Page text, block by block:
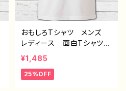
おもしろTシャツ メンズ
レディース 面白Tシャツ
かわいい おしゃれ 動
物 イラスト 猫 ねこ
ネコ 個性的 おすすめ
¥1,485
25%OFF